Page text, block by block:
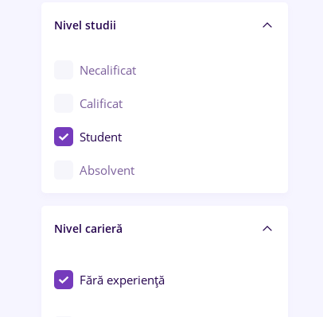
Cercetare - dezvoltare
Chimie / Biochimie
Confecții / Design vestimentar
Construcții / Instalații
Controlul calității
Educație / Training / Arte
Nivel studii
Necalificat
Calificat
Student
Absolvent
Nivel carieră
Fără experiență